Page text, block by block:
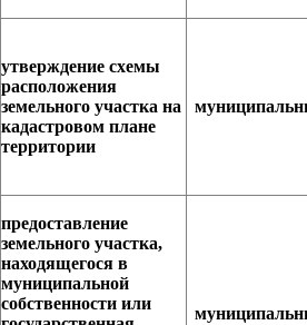
утверждение схемы
расположения
земельного участка на
кадастровом плане
территории
предоставление
земельного участка,
находящегося в
муниципальной
собственности или